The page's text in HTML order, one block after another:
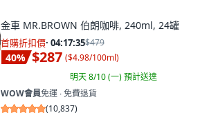
金車 MR.BROWN 伯朗咖啡, 240ml, 24罐
首購折扣價· 04:17:34$479
40% $287 ($4.98/100ml)
明天 8/10 (一)預計送達
WOW會員免運 ∙ 免費退貨
(10,837)